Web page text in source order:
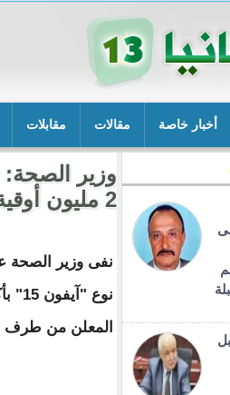
أخبار خاصة مقالات مقابلات
وزير الصحة:
2 مليون أوقية
نفى وزير الصحة
المعلن من طرف